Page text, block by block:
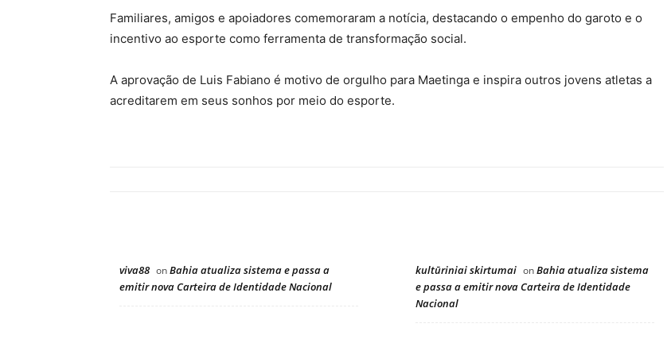
Familiares, amigos e apoiadores comemoraram a notícia, destacando o empenho do garoto e o
incentivo ao esporte como ferramenta de transformação social.
A aprovação de Luis Fabiano é motivo de orgulho para Maetinga e inspira outros jovens atletas a
acreditarem em seus sonhos por meio do esporte.
viva88 onBahia atualiza sistema e passa a
emitir nova Carteira de Identidade Nacional
kultūriniai skirtumai onBahia atualiza sistema
e passa a emitir nova Carteira de Identidade
Nacional